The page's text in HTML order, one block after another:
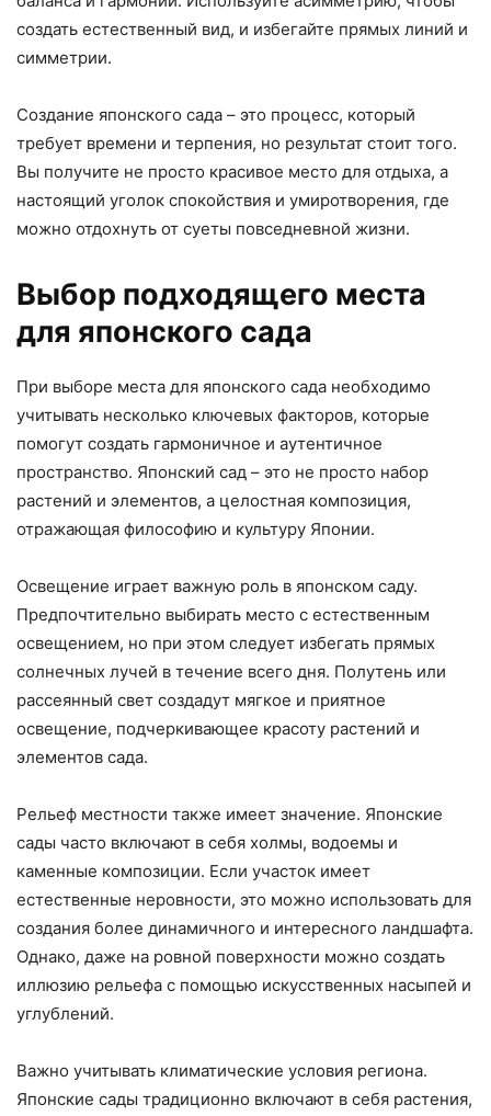
создать естественный вид, и избегайте прямых линий и
симметрии.
Создание японского сада – это процесс, который
требует времени и терпения, но результат стоит того.
Вы получите не просто красивое место для отдыха, а
настоящий уголок спокойствия и умиротворения, где
можно отдохнуть от суеты повседневной жизни.
Выбор подходящего места
для японского сада
При выборе места для японского сада необходимо
учитывать несколько ключевых факторов, которые
помогут создать гармоничное и аутентичное
пространство. Японский сад – это не просто набор
растений и элементов, а целостная композиция,
отражающая философию и культуру Японии.
Освещение играет важную роль в японском саду.
Предпочтительно выбирать место с естественным
освещением, но при этом следует избегать прямых
солнечных лучей в течение всего дня. Полутень или
рассеянный свет создадут мягкое и приятное
освещение, подчеркивающее красоту растений и
элементов сада.
Рельеф местности также имеет значение. Японские
сады часто включают в себя холмы, водоемы и
каменные композиции. Если участок имеет
естественные неровности, это можно использовать для
создания более динамичного и интересного ландшафта.
Однако, даже на ровной поверхности можно создать
иллюзию рельефа с помощью искусственных насыпей и
углублений.
Важно учитывать климатические условия региона.
Японские сады традиционно включают в себя растения,